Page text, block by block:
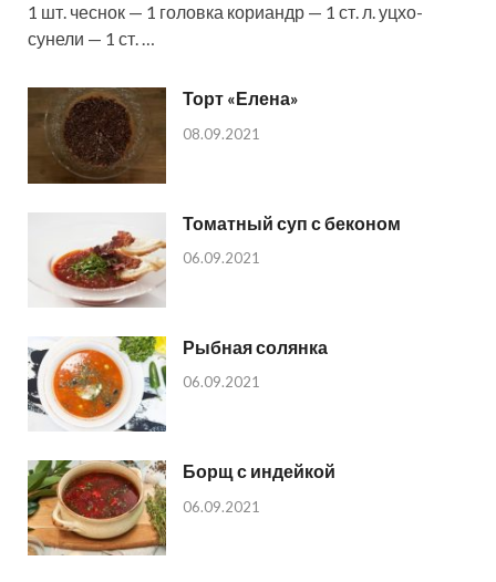
1 шт. чеснок — 1 головка кориандр — 1 ст. л. уцхо-
сунели — 1 ст. …
Торт «Елена»
08.09.2021
Томатный суп с беконом
06.09.2021
Рыбная солянка
06.09.2021
Борщ с индейкой
06.09.2021